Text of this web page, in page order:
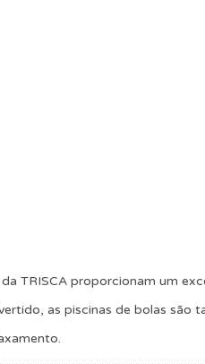
TRISCA proporcionam um
as piscinas de bolas